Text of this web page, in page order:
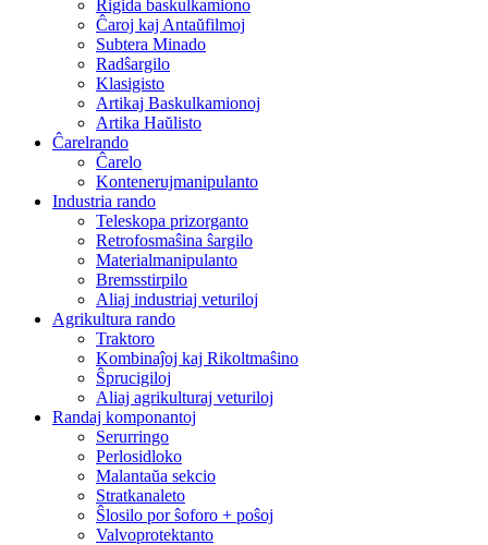
Rigida baskulkamiono
Ĉaroj kaj Antaŭfilmoj
Subtera Minado
Radŝargilo
Klasigisto
Artikaj Baskulkamionoj
Artika Haŭlisto
Ĉarelrando
Ĉarelo
Kontenerujmanipulanto
Industria rando
Teleskopa prizorganto
Retrofosmaŝina ŝargilo
Materialmanipulanto
Bremsstirpilo
Aliaj industriaj veturiloj
Agrikultura rando
Traktoro
Kombinaĵoj kaj Rikoltmaŝino
Ŝprucigiloj
Aliaj agrikulturaj veturiloj
Randaj komponantoj
Serurringo
Perlosidloko
Malantaŭa sekcio
Stratkanaleto
Ŝlosilo por ŝoforo + poŝoj
Valvoprotektanto